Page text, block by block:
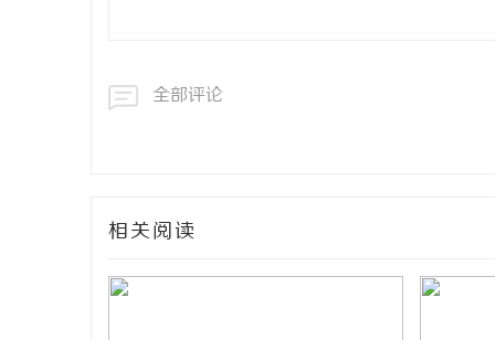
全部评论
相关阅读